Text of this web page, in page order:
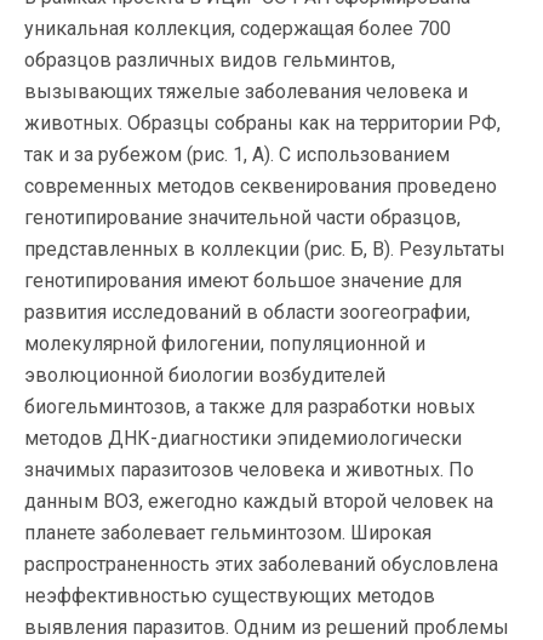
уникальная коллекция, содержащая более 700
образцов различных видов гельминтов,
вызывающих тяжелые заболевания человека и
животных. Образцы собраны как на территории РФ,
так и за рубежом (рис. 1, А). С использованием
современных методов секвенирования проведено
генотипирование значительной части образцов,
представленных в коллекции (рис. Б, В). Результаты
генотипирования имеют большое значение для
развития исследований в области зоогеографии,
молекулярной филогении, популяционной и
эволюционной биологии возбудителей
биогельминтозов, а также для разработки новых
методов ДНК-диагностики эпидемиологически
значимых паразитозов человека и животных. По
данным ВОЗ, ежегодно каждый второй человек на
планете заболевает гельминтозом. Широкая
распространенность этих заболеваний обусловлена
неэффективностью существующих методов
выявления паразитов. Одним из решений проблемы